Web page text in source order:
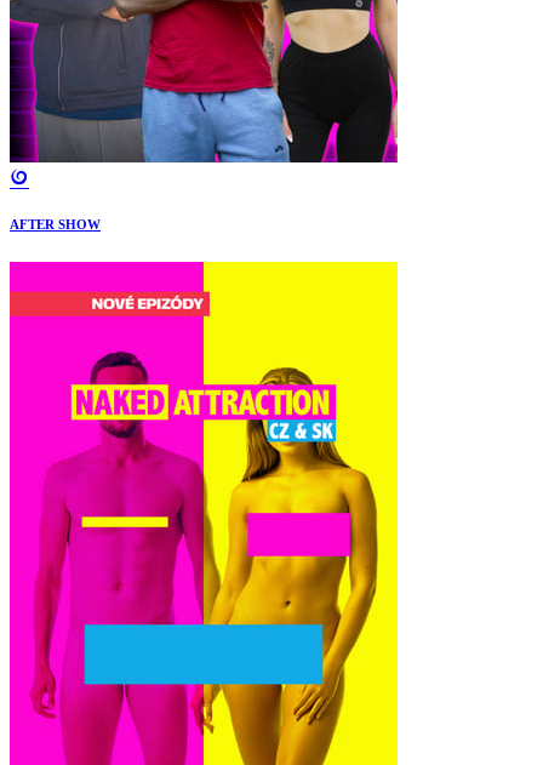
AFTER SHOW